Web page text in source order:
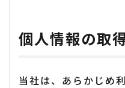
個人情報の取
当社は、あらかじめ